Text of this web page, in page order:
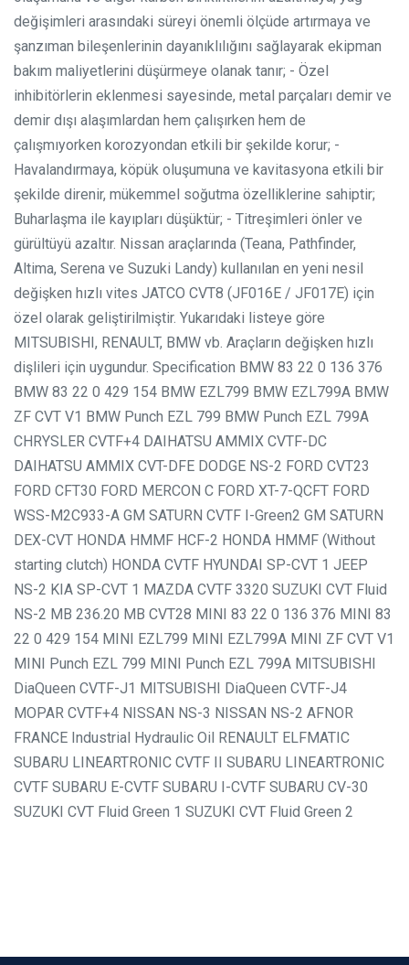
değişimleri arasındaki süreyi önemli ölçüde artırmaya ve
şanzıman bileşenlerinin dayanıklılığını sağlayarak ekipman
bakım maliyetlerini düşürmeye olanak tanır; - Özel
inhibitörlerin eklenmesi sayesinde, metal parçaları demir ve
demir dışı alaşımlardan hem çalışırken hem de
çalışmıyorken korozyondan etkili bir şekilde korur; -
Havalandırmaya, köpük oluşumuna ve kavitasyona etkili bir
şekilde direnir, mükemmel soğutma özelliklerine sahiptir;
Buharlaşma ile kayıpları düşüktür; - Titreşimleri önler ve
gürültüyü azaltır. Nissan araçlarında (Teana, Pathfinder,
Altima, Serena ve Suzuki Landy) kullanılan en yeni nesil
değişken hızlı vites JATCO CVT8 (JF016E / JF017E) için
özel olarak geliştirilmiştir. Yukarıdaki listeye göre
MITSUBISHI, RENAULT, BMW vb. Araçların değişken hızlı
dişlileri için uygundur. Specification BMW 83 22 0 136 376
BMW 83 22 0 429 154 BMW EZL799 BMW EZL799A BMW
ZF CVT V1 BMW Punch EZL 799 BMW Punch EZL 799A
CHRYSLER CVTF+4 DAIHATSU AMMIX CVTF-DC
DAIHATSU AMMIX CVT-DFE DODGE NS-2 FORD CVT23
FORD CFT30 FORD MERCON C FORD XT-7-QCFT FORD
WSS-M2C933-A GM SATURN CVTF I-Green2 GM SATURN
DEX-CVT HONDA HMMF HCF-2 HONDA HMMF (Without
starting clutch) HONDA CVTF HYUNDAI SP-CVT 1 JEEP
NS-2 KIA SP-CVT 1 MAZDA CVTF 3320 SUZUKI CVT Fluid
NS-2 MB 236.20 MB CVT28 MINI 83 22 0 136 376 MINI 83
22 0 429 154 MINI EZL799 MINI EZL799A MINI ZF CVT V1
MINI Punch EZL 799 MINI Punch EZL 799A MITSUBISHI
DiaQueen CVTF-J1 MITSUBISHI DiaQueen CVTF-J4
MOPAR CVTF+4 NISSAN NS-3 NISSAN NS-2 AFNOR
FRANCE Industrial Hydraulic Oil
RENAULT ELFMATIC
SUBARU LINEARTRONIC CVTF II
SUBARU LINEARTRONIC
CVTF SUBARU E-CVTF SUBARU I-CVTF SUBARU CV-30
SUZUKI CVT Fluid Green 1 SUZUKI CVT Fluid Green 2